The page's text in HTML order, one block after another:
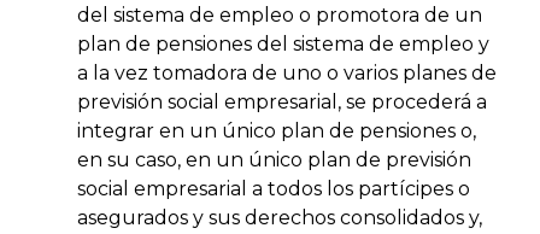
del sistema de empleo o promotora de un
plan de pensiones del sistema de empleo y
a la vez tomadora de uno o varios planes de
previsión social empresarial, se procederá a
integrar en un único plan de pensiones o,
en su caso, en un único plan de previsión
social empresarial a todos los partícipes o
asegurados y sus derechos consolidados y,